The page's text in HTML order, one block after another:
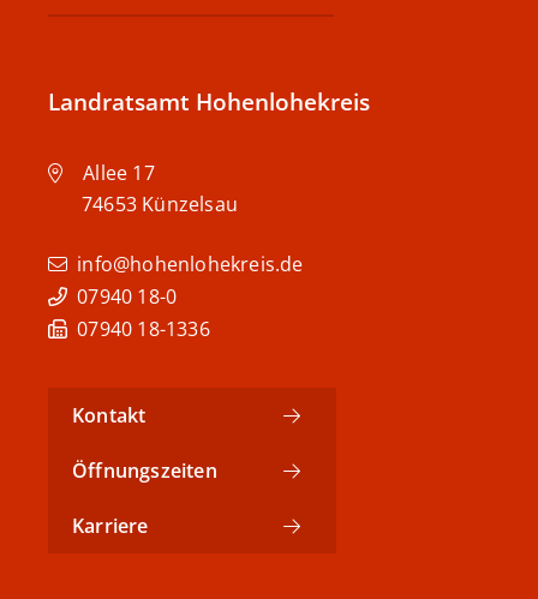
Landratsamt Hohenlohekreis
Allee 17
74653 Künzelsau
info@hohenlohekreis.de
07940 18-0
07940 18-1336
Kontakt
Öffnungszeiten
Karriere